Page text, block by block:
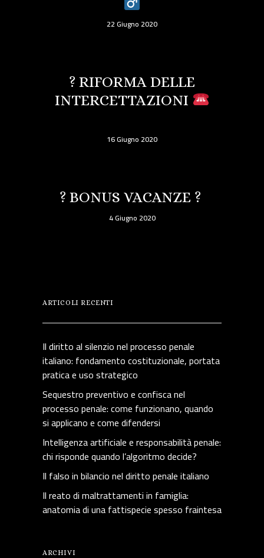
22 Giugno 2020
? RIFORMA DELLE
INTERCETTAZIONI
16 Giugno 2020
? BONUS VACANZE ?
4 Giugno 2020
ARTICOLI RECENTI
Il diritto al silenzio nel processo penale
italiano: fondamento costituzionale, portata
pratica e uso strategico
Sequestro preventivo e confisca nel
processo penale: come funzionano, quando
si applicano e come difendersi
Intelligenza artificiale e responsabilità penale:
chi risponde quando l’algoritmo decide?
Il falso in bilancio nel diritto penale italiano
Il reato di maltrattamenti in famiglia:
anatomia di una fattispecie spesso fraintesa
ARCHIVI